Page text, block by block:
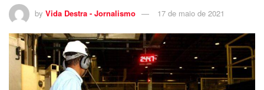
by Vida Destra - Jornalismo 17 de maio de 2021